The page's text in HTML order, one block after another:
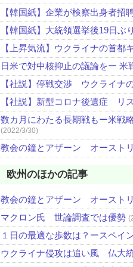
【韓国紙】企業が検察出身者
【韓国紙】大統領選挙後19日ぶ
【上昇気流】ウクライナの首都
日米で対中核抑止の議論をー
【社説】停戦交渉 ウクライナ
【社説】新型コロナ後遺症 リ
数カ月にわたる長期戦もー米戦
(2022/3/30)
教会の鐘とアザーン オースト
欧州のほかの記事
教会の鐘とアザーン オースト
マクロン氏 世論調査では優勢
１日の最適な歩数は？ースペイ
ウクライナ侵攻は追い風 仏大